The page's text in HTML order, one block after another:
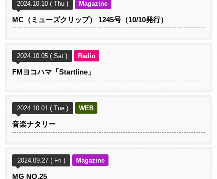
2024.10.10 ( Thu ) Magazine
MC（ミューズクリップ） 1245号（10/10発行）
2024.10.05 ( Sat ) Radio
FMヨコハマ「Startline」
2024.10.01 ( Tue ) WEB
音楽ナタリー
2024.09.27 ( Fri ) Magazine
MG NO.25